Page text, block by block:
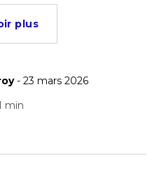
plus
- 23 mars 2026
min